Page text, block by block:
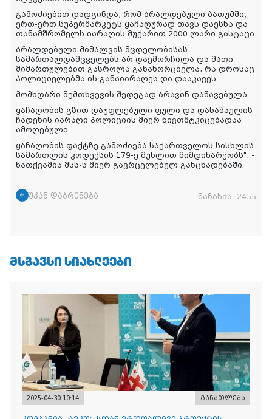
გამოძიებით დადგინდა, რომ ბრალდებული ბათუმში,
ერთ-ერთ სუპერმარკეტს ყაჩაღურად თავს დაესხა და
თანამშრომელს იარაღის მუქარით 2000 ლარი გასტაცა.
ბრალდებული მიმალვის მცდელობისას
სამართალდამცველებს არ დაემორჩილა და მათი
მიმართულებით გასროლა განახორციელა, რა დროსაც
პოლიციელებმა ის განაიარაღეს და დააკავეს.
მომხდარი შემთხვევის შედეგად არავინ დაშავებულა.
ყაჩაღობის გზით დაუფლებული ფული და დანაშაულის
ჩადენის იარაღი პოლიციის მიერ ნივთმტკიცებადაა
ამოღებული.
ყაჩაღობის ფაქტზე გამოძიება საქართველოს სისხლის
სამართლის კოდექსის 179-ე მუხლით მიმდინარეობს", -
ნათქვამია შსს-ს მიერ გავრცელებულ განცხადებაში.
უკან დაბრუნება ნანახია: 2455
ᲛᲡᲒᲐᲕᲡᲘ ᲡᲘᲐᲮᲚᲔᲔᲑᲘ
2025-04-30 10:14 განათლება